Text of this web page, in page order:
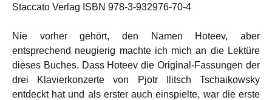
Staccato Verlag ISBN 978-3-932976-70-4
Nie vorher gehört, den Namen Hoteev, aber
entsprechend neugierig machte ich mich an die Lektüre
dieses Buches. Dass Hoteev die Original-Fassungen der
drei Klavierkonzerte von Pjotr Ilitsch Tschaikowsky
entdeckt hat und als erster auch einspielte, war die erste